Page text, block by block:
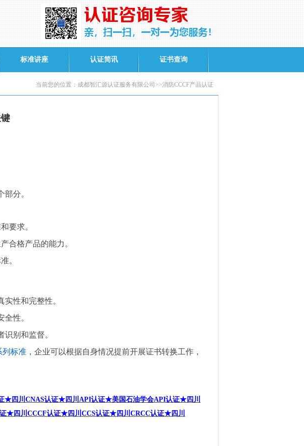
标准讲座 认证简讯 证书查询
当前您的位置：成都智汇源认证服务有限公司>>消防CCCF产品认证
部分。
要求。
合格产品的能力 。
。
实性和完整性。
全性。
识别和监督。
列标准 ，企业可以根据自身情况提前开展证书转换工作，
★四川CNAS认证★四川API认证★美国石油学会API认证★ 四川
★四川CCCF认证★四川CCS认证★四川CRCC认证★四川